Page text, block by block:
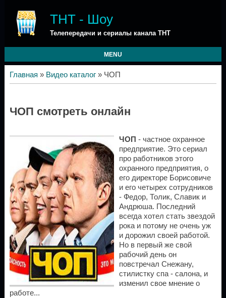
ТНТ - Шоу
Телепередачи и сериалы канала ТНТ
MENU
Главная » Видео каталог» ЧОП
ЧОП смотреть онлайн
ЧОП - частное охранное
предприятие. Это сериал
про работников этого
охранного предприятия, о
его директоре Борисовиче
и его четырех сотрудников
- Федор, Толик, Славик и
Андрюша. Последний
всегда хотел стать звездой
рока и потому не очень уж
и дорожил своей работой.
Но в первый же свой
рабочий день он
повстречал Снежану,
стилистку спа - салона, и
изменил свое мнение о
работе...